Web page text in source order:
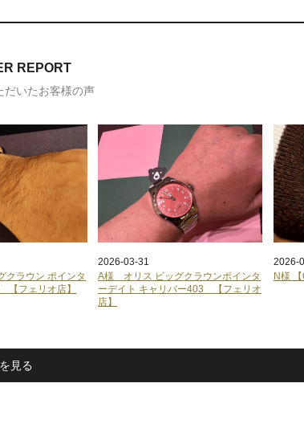
REPORT
だいたお客様の声
ラウン ポインタ
フェリオ店】
2026-03-31
A様 オリス ビッグクラウンポインタ
ーデイト キャリバー403 【フェリオ
店】
2026-
N様
見る